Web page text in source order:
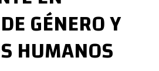
GÉNERO Y
HUMANOS